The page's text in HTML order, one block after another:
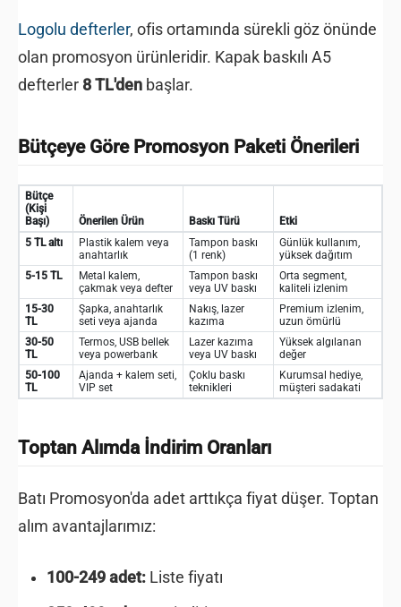
Logolu defterler, ofis ortamında sürekli göz önünde
olan promosyon ürünleridir. Kapak baskılı A5
defterler 8 TL'den başlar.
Bütçeye Göre Promosyon Paketi Önerileri
Bütçe
(Kişi
Başı)
Önerilen Ürün Baskı Türü
Etki
5 TL altı
Plastik kalem veya
anahtarlık
Tampon baskı
(1 renk)
Günlük kullanım,
yüksek dağıtım
5-15 TL
Metal kalem,
çakmak veya defter
Tampon baskı
veya UV baskı
Orta segment,
kaliteli izlenim
15-30
TL
Şapka, anahtarlık
seti veya ajanda
Nakış, lazer
kazıma
Premium izlenim,
uzun ömürlü
30-50
TL
Termos, USB bellek
veya powerbank
Lazer kazıma
veya UV baskı
Yüksek algılanan
değer
50-100
TL
Ajanda + kalem seti,
VIP set
Çoklu baskı
teknikleri
Kurumsal hediye,
müşteri sadakati
Toptan Alımda İndirim Oranları
Batı Promosyon'da adet arttıkça fiyat düşer. Toptan
alım avantajlarımız:
100-249 adet: Liste fiyatı